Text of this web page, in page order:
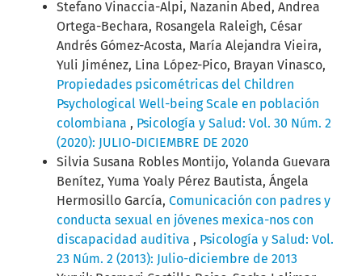
Stefano Vinaccia-Alpi, Nazanin Abed, Andrea
Ortega-Bechara, Rosangela Raleigh, César
Andrés Gómez-Acosta, María Alejandra Vieira,
Yuli Jiménez, Lina López-Pico, Brayan Vinasco,
Propiedades psicométricas del Children
Psychological Well-being Scale en población
colombiana , Psicología y Salud: Vol. 30 Núm. 2
(2020): JULIO-DICIEMBRE DE 2020
Silvia Susana Robles Montijo, Yolanda Guevara
Benítez, Yuma Yoaly Pérez Bautista, Ángela
Hermosillo García, Comunicación con padres y
conducta sexual en jóvenes mexica-nos con
discapacidad auditiva , Psicología y Salud: Vol.
23 Núm. 2 (2013): Julio-diciembre de 2013